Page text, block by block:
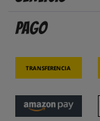
Pago
Transferencia